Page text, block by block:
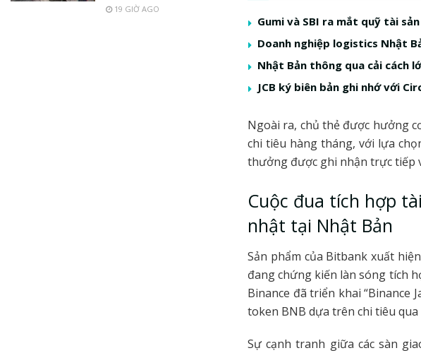
Gumi và SBI ra mắt quỹ tài
Doanh nghiệp logistics Nhật
Nhật Bản thông qua cải cách
JCB ký biên bản ghi nhớ với
Ngoài ra, chủ thẻ được hưởng
chi tiêu hàng tháng, với lựa
thưởng được ghi nhận trực tiếp
Cuộc đua tích hợp
nhật tại Nhật Bản
Sản phẩm của Bitbank xuất
đang chứng kiến làn sóng tích
Binance đã triển khai “Binance
token BNB dựa trên chi tiêu qua
Sự cạnh tranh giữa các sàn
19 GIỜ AGO